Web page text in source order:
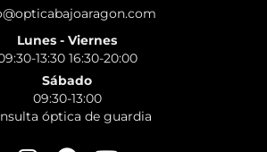
Lunes - Viernes
13:30 16:30-20:00
Sábado
09:30-13:00
óptica de guardia